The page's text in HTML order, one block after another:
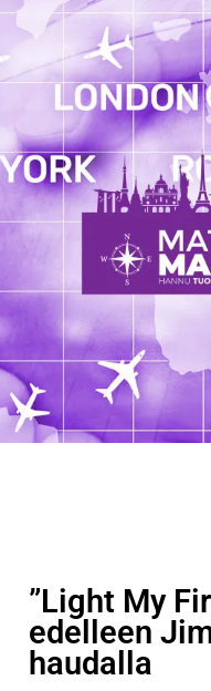
”Light My
edelleen
haudalla